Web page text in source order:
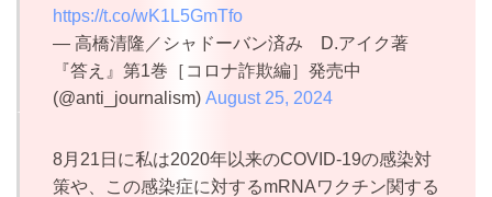
https://t.co/wK1L5GmTfo
— 高橋清隆／シャドーバン済み D.アイク著
『答え』第1巻［コロナ詐欺編］発売中
(@anti_journalism) August 25, 2024
8月21日に私は2020年以来のCOVID-19の感染対
策や、この感染症に対するmRNAワクチン関する